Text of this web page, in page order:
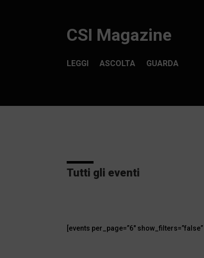
CSI Magazine
ASCOLTA GUARDA
LEGGI
Tutti gli eventi
[events per_page=”6″